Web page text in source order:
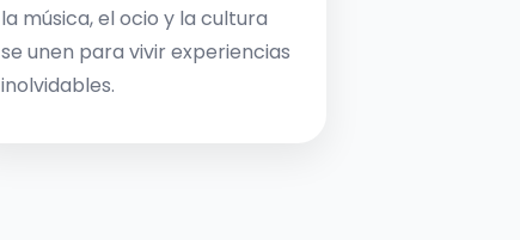
la música, el ocio y la cultura
se unen para vivir experiencias
inolvidables.